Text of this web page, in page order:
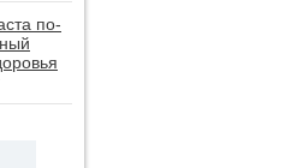
по-
(методы